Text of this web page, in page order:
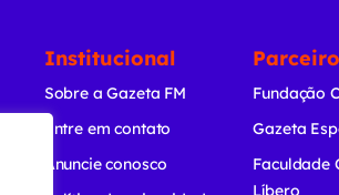
Institucional
Sobre a Gazeta FM
Entre em contato
Anuncie conosco
Fundação
Gazeta
Faculdade
Líbero